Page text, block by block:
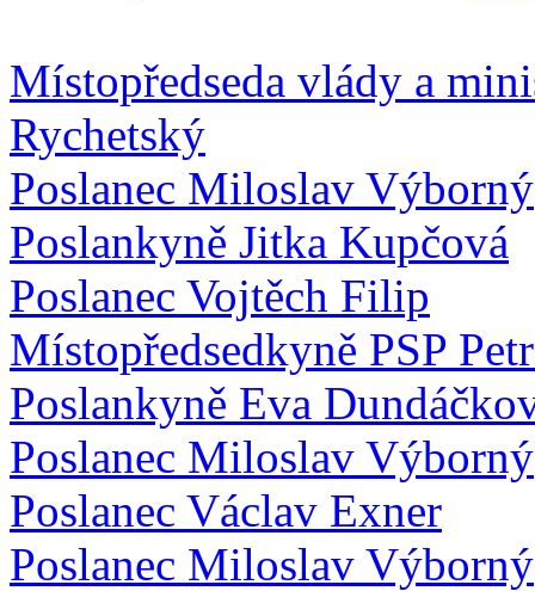
Místopředseda vlády a
Rychetský
Poslanec Miloslav Výborný
Poslankyně Jitka Kupčová
Poslanec Vojtěch Filip
Místopředsedkyně PSP
Poslankyně Eva
Poslanec Miloslav Výborný
Poslanec Václav Exner
Poslanec Miloslav Výborný